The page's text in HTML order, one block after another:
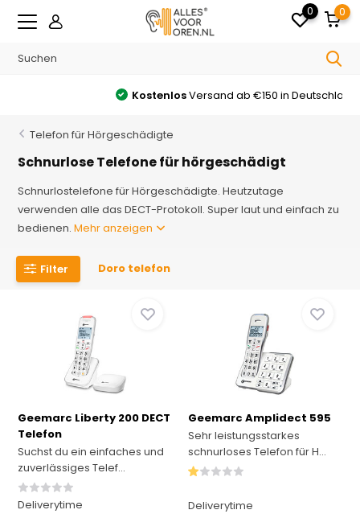
0 0
Kostenlos Versand ab €150 in Deutschland
Telefon für Hörgeschädigte
Schnurlose Telefone für hörgeschädigt
Schnurlostelefone für Hörgeschädigte. Heutzutage
verwenden alle das DECT-Protokoll. Super laut und einfach zu
bedienen.Mehr anzeigen
Filter Doro telefon
Geemarc Liberty 200 DECT
Telefon
Suchst du ein einfaches und
zuverlässiges Telef...
Deliverytime
Geemarc Amplidect 595
Sehr leistungsstarkes
schnurloses Telefon für H...
Deliverytime